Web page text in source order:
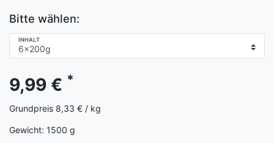
Bitte wählen:
INHALT
9,99 € *
Grundpreis 8,33 € / kg
Gewicht: 1500 g